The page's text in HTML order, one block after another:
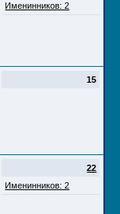
Именинников: 2
15
22
Именинников: 2